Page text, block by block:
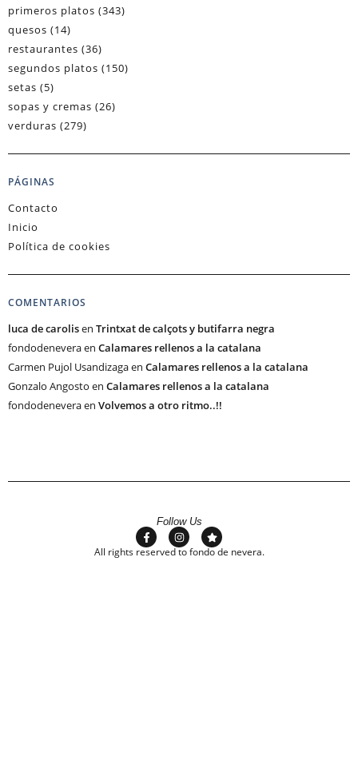
primeros platos (343)
quesos (14)
restaurantes (36)
segundos platos (150)
setas (5)
sopas y cremas (26)
verduras (279)
PÁGINAS
Contacto
Inicio
Política de cookies
COMENTARIOS
luca de carolisen Trintxat de calçots y butifarra negra
fondodeneveraen Calamares rellenos a la catalana
Carmen Pujol Usandizagaen Calamares rellenos a la catalana
Gonzalo Angosto en Calamares rellenos a la catalana
fondodeneveraen Volvemos a otro ritmo..!!
Follow Us
All rights reserved to fondo de nevera.